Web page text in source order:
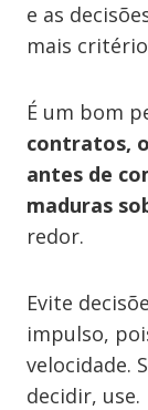
e as
mais
É um bom
contratos,
antes de
maduras
redor.
Evite
impulso,
velocidade.
decidir, use.